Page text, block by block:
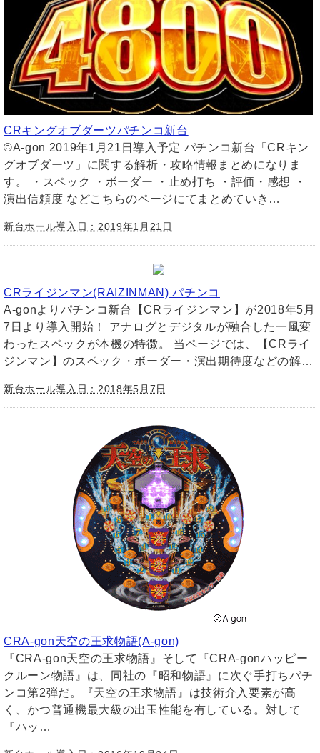
CRキングオブダーツパチンコ新台
©A-gon 2019年1月21日導入予定 パチンコ新台「CRキン
グオブダーツ」に関する解析・攻略情報まとめになりま
す。 ・スペック ・ボーダー ・止め打ち ・評価・感想 ・
演出信頼度 などこちらのページにてまとめていき…
新台ホール導入日：2019年1月21日
CRライジンマン(RAIZINMAN) パチンコ
A-gonよりパチンコ新台【CRライジンマン】が2018年5月
7日より導入開始！ アナログとデジタルが融合した一風変
わったスペックが本機の特徴。 当ページでは、【CRライ
ジンマン】のスペック・ボーダー・演出期待度などの解…
新台ホール導入日：2018年5月7日
CRA-gon天空の王求物語(A-gon)
『CRA-gon天空の王求物語』そして『CRA-gonハッピー
クルーン物語』は、同社の『昭和物語』に次ぐ手打ちパチ
ンコ第2弾だ。『天空の王求物語』は技術介入要素が高
く、かつ普通機最大級の出玉性能を有している。対して
『ハッ…